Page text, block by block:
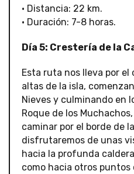
• Distancia: 22 km.
• Duración: 7-8 horas.
Día 5: Crestería de la
Esta ruta nos lleva por el
altas de la isla,
Nieves y culminando en
Roque de los
caminar por el borde de
disfrutaremos de unas
hacia la profunda
como hacia otros puntos